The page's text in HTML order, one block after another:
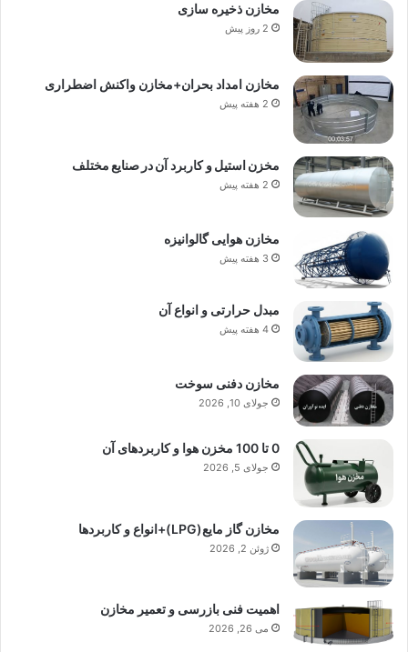
مخازن ذخیره سازی
2 روز پیش
مخازن امداد بحران+مخازن واکنش اضطراری
2 هفته پیش
مخزن استیل و کاربرد آن در صنایع مختلف
2 هفته پیش
مخازن هوایی گالوانیزه
3 هفته پیش
مبدل حرارتی و انواع آن
4 هفته پیش
مخازن دفنی سوخت
جولای 10, 2026
0 تا 100 مخزن هوا و کاربردهای آن
جولای 5, 2026
مخازن گاز مایع(LPG)+انواع و کاربردها
ژوئن 2, 2026
اهمیت فنی بازرسی و تعمیر مخازن
می 26, 2026